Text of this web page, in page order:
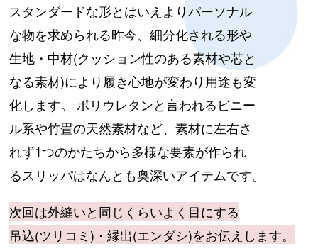
スタンダードな形とはいえよりパーソナル
な物を求められる昨今、細分化される形や
生地・中材(クッション性のある素材や芯と
なる素材)により履き心地が変わり用途も変
化します。 ポリウレタンと言われるビニー
ル系や竹畳の天然素材など、素材に左右さ
れず1つのかたちから多様な要素が作られ
るスリッパはなんとも奥深いアイテムです。
次回は外縫いと同じくらいよく目にする
吊込(ツリコミ)・縁出(エンダシ)をお伝えします。